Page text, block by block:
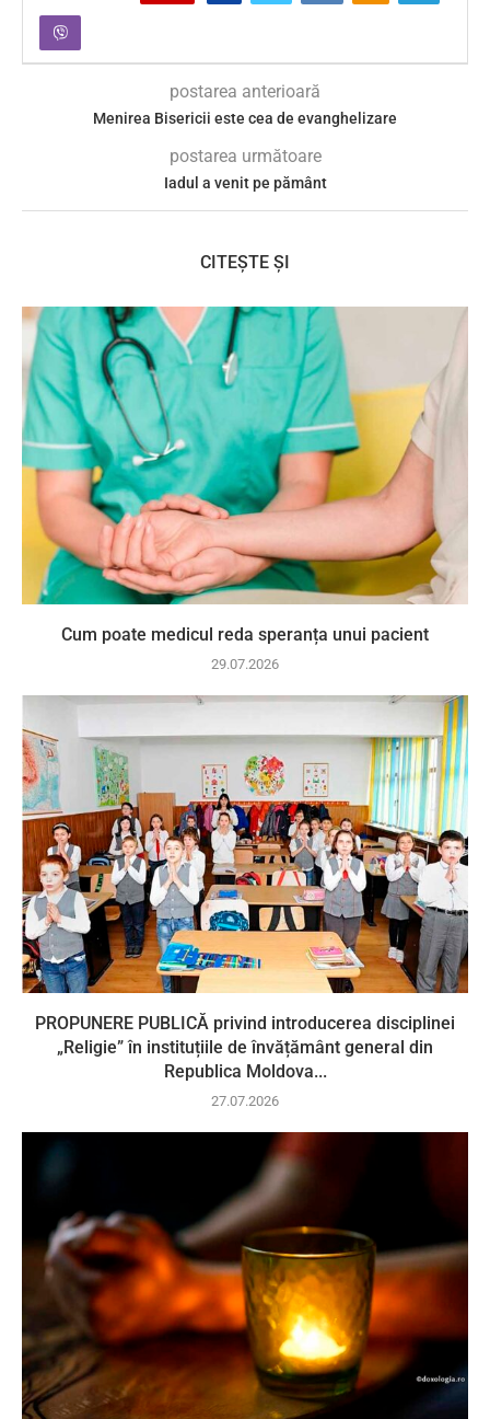
postarea anterioară
Menirea Bisericii este cea de evanghelizare
postarea următoare
Iadul a venit pe pământ
CITEȘTE ȘI
Cum poate medicul reda speranța unui pacient
29.07.2026
PROPUNERE PUBLICĂ privind introducerea disciplinei
„Religie” în instituțiile de învățământ general din
Republica Moldova...
27.07.2026